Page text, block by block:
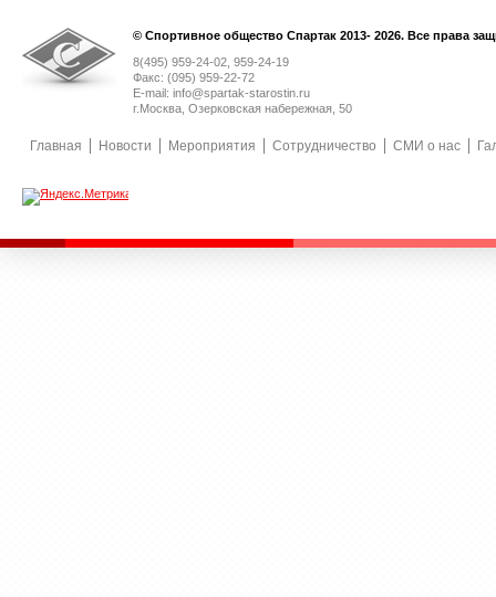
© Спортивное общество Спартак 2013- 2026. Все права
8(495) 959-24-02, 959-24-19
Факс: (095) 959-22-72
E-mail: info@spartak-starostin.ru
г.Москва, Озерковская набережная, 50
Главная Новости Мероприятия Сотрудничество СМИ о нас